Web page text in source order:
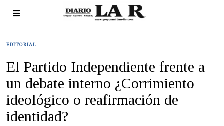
EDITORIAL
El Partido Independiente frente a
un debate interno ¿Corrimiento
ideológico o reafirmación de
identidad?